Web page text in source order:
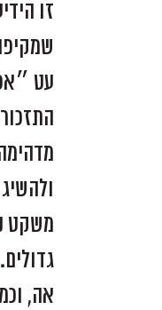
זו
עט
משקט
גדולים.
אה,